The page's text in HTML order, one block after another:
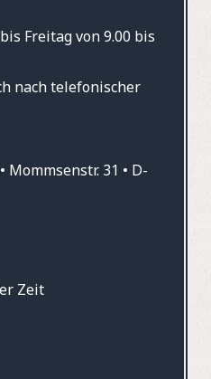
Freitag von 9.00 bis
nach telefonischer
31 • D-
Zeit